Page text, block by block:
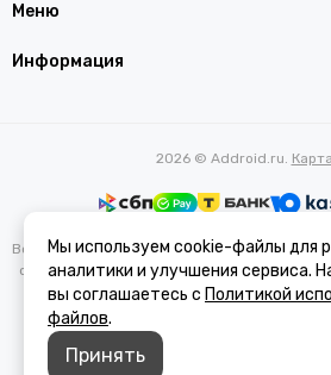
Меню
Информация
2026 © Addroid.ru.
Вся представленная на сайте информация,
стоимости товаров и услуг, носит
каких условиях не является публичной
положениями Статьи 437(2)
Мы используем cookie-файлы для
аналитики и улучшения сервиса.
вы соглашаетесь с Политикой
файлов.
Принять